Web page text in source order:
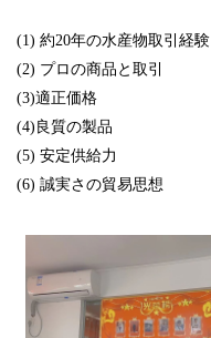
(1) 約20年の水産物取引経験
(2) プロの商品と取引
(3)適正価格
(4)良質の製品
(5) 安定供給力
(6) 誠実さの貿易思想